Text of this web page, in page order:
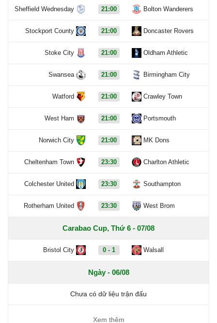
Sheffield Wednesday 21:00 Bolton Wanderers
Stockport County 21:00 Doncaster Rovers
Stoke City 21:00 Oldham Athletic
Swansea 21:00 Birmingham City
Watford 21:00 Crawley Town
West Ham 21:00 Portsmouth
Norwich City 21:00 MK Dons
Cheltenham Town 23:30 Charlton Athletic
Colchester United 23:30 Southampton
Rotherham United 23:30 West Brom
Carabao Cup, Thứ 6 - 07/08
Bristol City 0 - 1 Walsall
Ngày - 06/08
Chưa có dữ liệu trận đấu
Xem thêm